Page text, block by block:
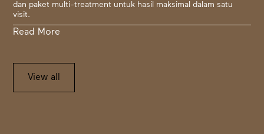
dan paket multi-treatment untuk hasil maksimal dalam satu
visit.
Read More
View all